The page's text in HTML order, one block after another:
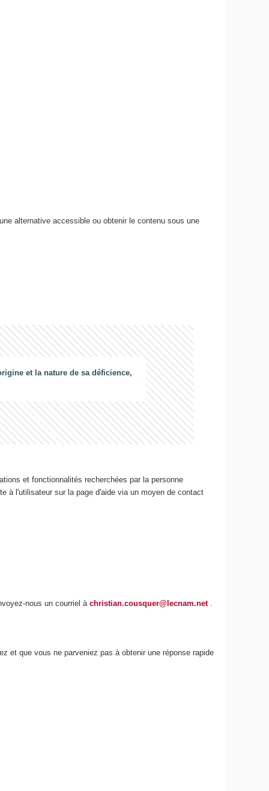
alternative accessible ou obtenir le contenu sous une
et la nature de sa déficience,
et fonctionnalités recherchées par la personne
à l'utilisateur sur la page d'aide via un moyen de contact
nous un courriel àchristian.cousquer@lecnam.net .
et que vous ne parveniez pas à obtenir une réponse rapide